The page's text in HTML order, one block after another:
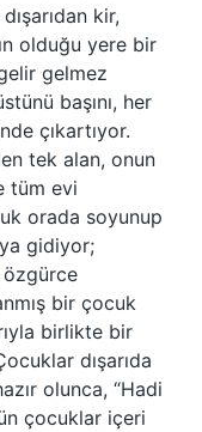
kir,
olduğu yere bir
gelmez
başını, her
çıkartıyor.
tek alan, onun
tüm evi
orada soyunup
gidiyor;
özgürce
bir çocuk
birlikte bir
dışarıda
olunca, “Hadi
çocuklar içeri